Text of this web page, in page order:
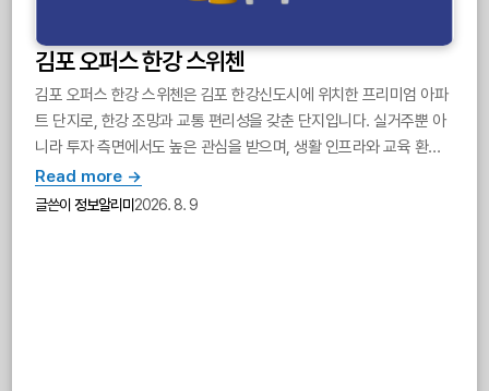
김포 오퍼스 한강 스위첸
김포 오퍼스 한강 스위첸은 김포 한강신도시에 위치한 프리미엄 아파
트 단지로, 한강 조망과 교통 편리성을 갖춘 단지입니다. 실거주뿐 아
니라 투자 측면에서도 높은 관심을 받으며, 생활 인프라와 교육 환경
이 우수합니다.
Read more →
글쓴이정보알리미 2026. 8. 9